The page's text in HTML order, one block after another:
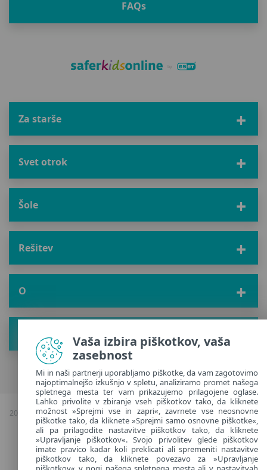
FAQs
Za starše
Svet otrok
Šole
Rešitev
O
Pridobite nove nasvete
2026 Avtorske pravice & kopiranje; ESET, vse pravice pridržane |Politika
zasebnosti|
Upravljanje piškotkov
Slovenia
Vaša izbira piškotkov, vaša
zasebnost
Mi in naši partnerji uporabljamo piškotke, da vam zagotovimo
najoptimalnejšo izkušnjo v spletu, analiziramo promet našega
spletnega mesta ter vam prikazujemo prilagojene oglase.
Lahko privolite v zbiranje vseh piškotkov tako, da kliknete
možnost »Sprejmi vse in zapri«, zavrnete vse neosnovne
piškotke tako, da kliknete »Sprejmi samo osnovne piškotke«,
ali pa prilagodite nastavitve piškotkov tako, da kliknete
»Upravljanje piškotkov«. Svojo privolitev glede piškotkov
imate pravico kadar koli preklicati ali spremeniti nastavitve
piškotkov tako, da kliknete povezavo za »Upravljanje